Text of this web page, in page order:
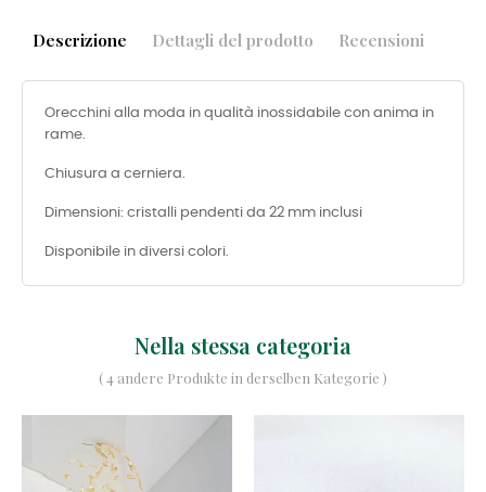
Descrizione Dettagli del prodotto Recensioni
Orecchini alla moda in qualità inossidabile con anima in
rame.
Chiusura a cerniera.
Dimensioni: cristalli pendenti da 22 mm inclusi
Disponibile in diversi colori.
Nella stessa categoria
( 4 andere Produkte in derselben Kategorie )